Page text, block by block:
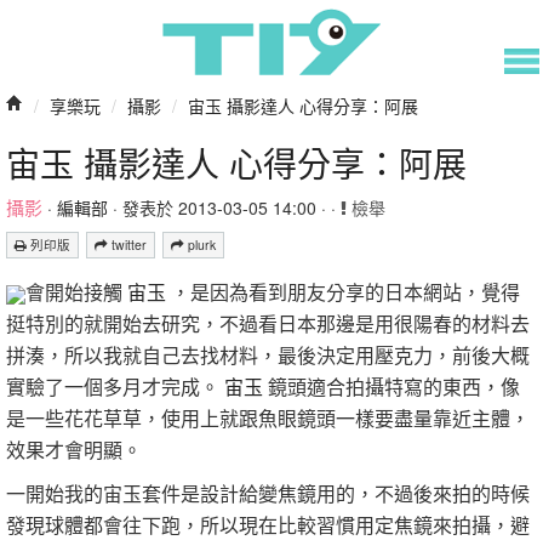
/ 享樂玩 / 攝影 / 宙玉 攝影達人 心得分享：阿展
宙玉 攝影達人 心得分享：阿展
攝影 · 編輯部 · 發表於 2013-03-05 14:00 · · 檢舉
列印版 twitter plurk
會開始接觸 宙玉 ，是因為看到朋友分享的日本網站，覺得
挺特別的就開始去研究，不過看日本那邊是用很陽春的材料去
拼湊，所以我就自己去找材料，最後決定用壓克力，前後大概
實驗了一個多月才完成。 宙玉 鏡頭適合拍攝特寫的東西，像
是一些花花草草，使用上就跟魚眼鏡頭一樣要盡量靠近主體，
效果才會明顯。
一開始我的宙玉套件是設計給變焦鏡用的，不過後來拍的時候
發現球體都會往下跑，所以現在比較習慣用定焦鏡來拍攝，避